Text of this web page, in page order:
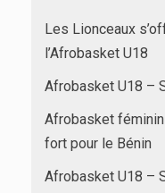
Les Lionceaux
l’Afrobasket U18
Afrobasket U18 –
Afrobasket
fort pour le Bénin
Afrobasket U18 –